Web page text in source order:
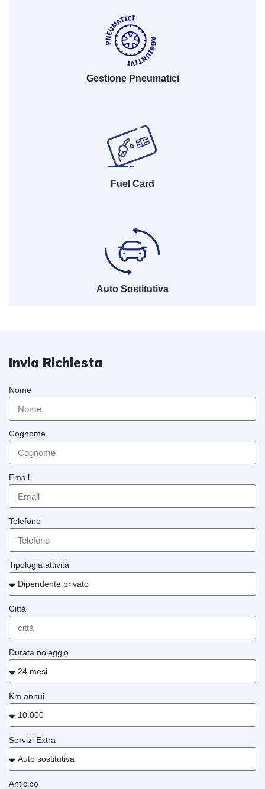
Gestione Pneumatici
Fuel Card
Auto Sostitutiva
Invia Richiesta
Nome
Cognome
Email
Telefono
Tipologia attività
Città
Durata noleggio
Km annui
Servizi Extra
Anticipo